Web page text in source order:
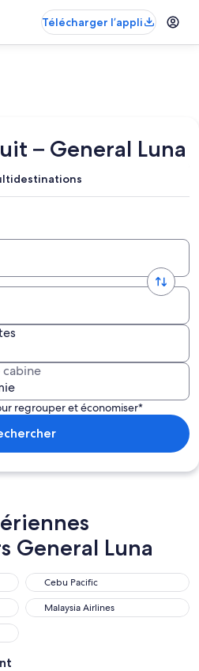
Télécharger l’appli
– General Luna
regrouper et économiser*
General Luna
Cebu Pacific
Cebu Pacific
Malaysia Airlines
Malaysia Airlines